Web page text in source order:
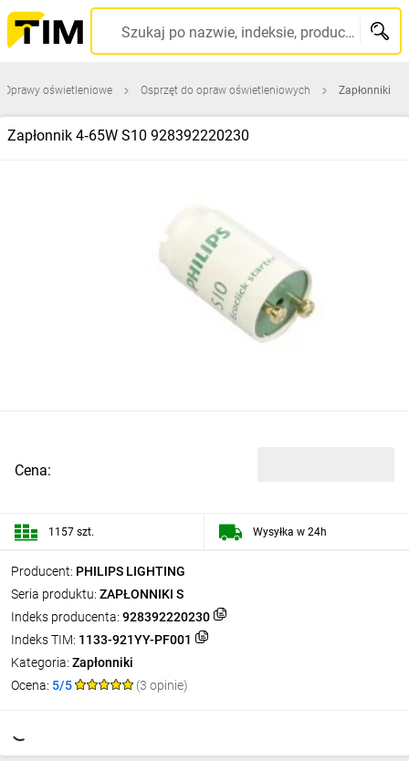
Szukaj po nazwie, indeksie, producencie, kodzie kreskowym...
Oprawy oświetleniowe Osprzęt do opraw oświetleniowych Zapłonniki
Zapłonnik 4‑65W S10 928392220230
Producent: PHILIPS LIGHTING
Seria produktu: ZAPŁONNIKI S
Indeks producenta: 928392220230
Indeks TIM: 1133-921YY-PF001
Kategoria: Zapłonniki
Ocena: 5/5 (3 opinie)
Cena:
1157 szt. Wysyłka w 24h